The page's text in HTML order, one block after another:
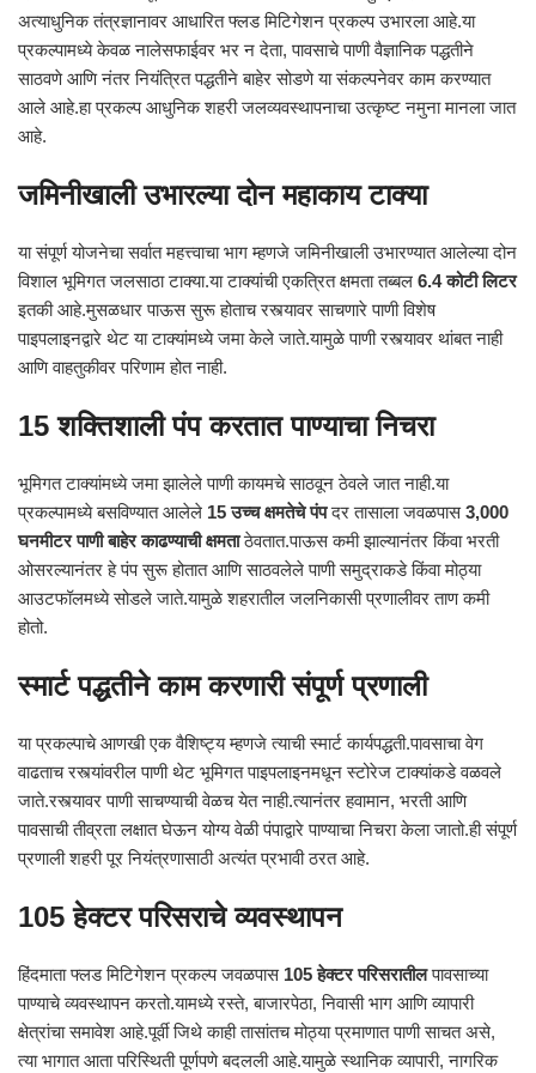
अत्याधुनिक तंत्रज्ञानावर आधारित फ्लड मिटिगेशन प्रकल्प उभारला आहे.या
प्रकल्पामध्ये केवळ नालेसफाईवर भर न देता, पावसाचे पाणी वैज्ञानिक पद्धतीने
साठवणे आणि नंतर नियंत्रित पद्धतीने बाहेर सोडणे या संकल्पनेवर काम करण्यात
आले आहे.हा प्रकल्प आधुनिक शहरी जलव्यवस्थापनाचा उत्कृष्ट नमुना मानला जात
आहे.
जमिनीखाली उभारल्या दोन महाकाय टाक्या
या संपूर्ण योजनेचा सर्वात महत्त्वाचा भाग म्हणजे जमिनीखाली उभारण्यात आलेल्या दोन
विशाल भूमिगत जलसाठा टाक्या.या टाक्यांची एकत्रित क्षमता तब्बल 6.4 कोटी लिटर
इतकी आहे.मुसळधार पाऊस सुरू होताच रस्त्यावर साचणारे पाणी विशेष
पाइपलाइनद्वारे थेट या टाक्यांमध्ये जमा केले जाते.यामुळे पाणी रस्त्यावर थांबत नाही
आणि वाहतुकीवर परिणाम होत नाही.
15 शक्तिशाली पंप करतात पाण्याचा निचरा
भूमिगत टाक्यांमध्ये जमा झालेले पाणी कायमचे साठवून ठेवले जात नाही.या
प्रकल्पामध्ये बसविण्यात आलेले 15 उच्च क्षमतेचे पंपदर तासाला जवळपास3,000
घनमीटर पाणी बाहेर काढण्याची क्षमताठेवतात.पाऊस कमी झाल्यानंतर किंवा भरती
ओसरल्यानंतर हे पंप सुरू होतात आणि साठवलेले पाणी समुद्राकडे किंवा मोठ्या
आउटफॉलमध्ये सोडले जाते.यामुळे शहरातील जलनिकासी प्रणालीवर ताण कमी
होतो.
स्मार्ट पद्धतीने काम करणारी संपूर्ण प्रणाली
या प्रकल्पाचे आणखी एक वैशिष्ट्य म्हणजे त्याची स्मार्ट कार्यपद्धती.पावसाचा वेग
वाढताच रस्त्यांवरील पाणी थेट भूमिगत पाइपलाइनमधून स्टोरेज टाक्यांकडे वळवले
जाते.रस्त्यावर पाणी साचण्याची वेळच येत नाही.त्यानंतर हवामान, भरती आणि
पावसाची तीव्रता लक्षात घेऊन योग्य वेळी पंपाद्वारे पाण्याचा निचरा केला जातो.ही संपूर्ण
प्रणाली शहरी पूर नियंत्रणासाठी अत्यंत प्रभावी ठरत आहे.
105 हेक्टर परिसराचे व्यवस्थापन
हिंदमाता फ्लड मिटिगेशन प्रकल्प जवळपास 105 हेक्टर परिसरातीलपावसाच्या
पाण्याचे व्यवस्थापन करतो.यामध्ये रस्ते, बाजारपेठा, निवासी भाग आणि व्यापारी
क्षेत्रांचा समावेश आहे.पूर्वी जिथे काही तासांतच मोठ्या प्रमाणात पाणी साचत असे,
त्या भागात आता परिस्थिती पूर्णपणे बदलली आहे.यामुळे स्थानिक व्यापारी, नागरिक